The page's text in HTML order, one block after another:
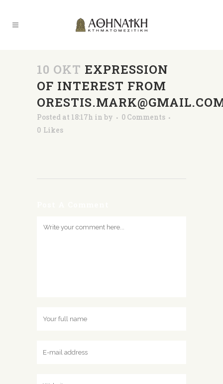
10 ΟΚΤ EXPRESSION
OF INTEREST FROM
Posted at 18:17h in by
0 Comments
0 Likes